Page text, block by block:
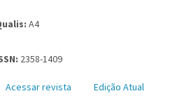
A4
2358-1409
Acessar revista Edição Atual